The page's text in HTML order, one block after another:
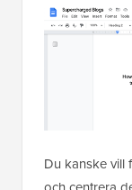
Du kanske vill